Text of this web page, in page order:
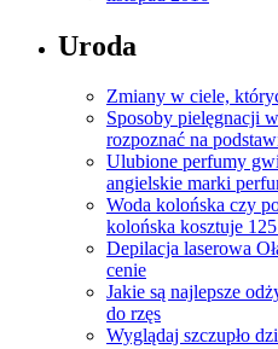
Uroda
Zmiany w ciele,
Sposoby pielęgnacji
rozpoznać na
Ulubione perfumy
angielskie marki
Woda kolońska czy
kolońska kosztuje 125
Depilacja laserowa
cenie
Jakie są najlepsze
do rzęs
Wyglądaj szczupło